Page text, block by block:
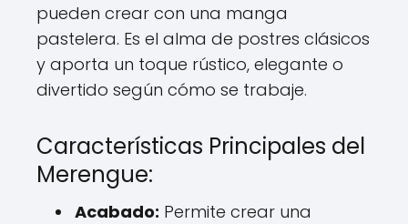
pueden crear con una manga
pastelera. Es el alma de postres clásicos
y aporta un toque rústico, elegante o
divertido según cómo se trabaje.
Características Principales del
Merengue:
Acabado: Permite crear una